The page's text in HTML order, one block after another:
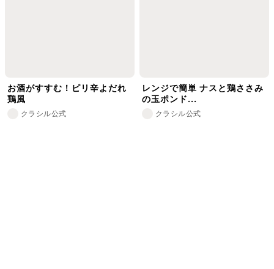
お酒がすすむ！ピリ辛よだれ
鶏風
クラシル公式
レンジで簡単 ナスと鶏ささみ
の玉ポンド...
クラシル公式